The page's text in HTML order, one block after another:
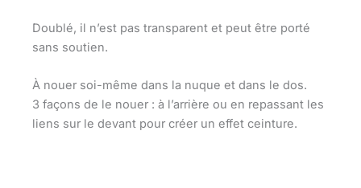
Doublé, il n’est pas transparent et peut être porté
sans soutien.
À nouer soi-même dans la nuque et dans le dos.
3 façons de le nouer : à l’arrière ou en repassant les
liens sur le devant pour créer un effet ceinture.